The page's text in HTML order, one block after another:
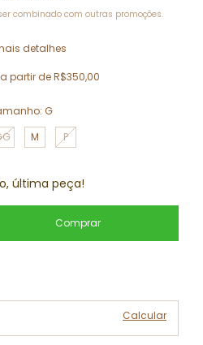
combinado com outras promoções.
detalhes
a partir deR$350,00
G
M P
última peça!
Calcular